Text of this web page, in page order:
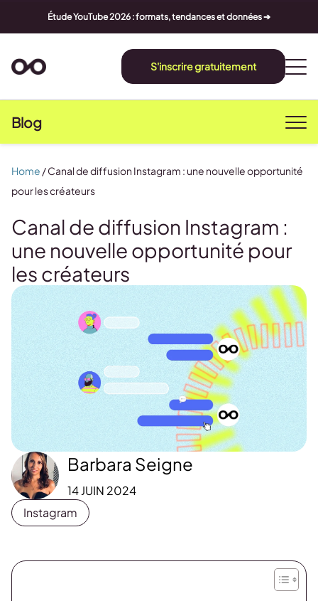
Étude YouTube 2026 : formats, tendances et données ➔
S'inscrire gratuitement
Blog
Canal de diffusion Instagram :
une nouvelle opportunité pour
les créateurs
Barbara Seigne
14 JUIN 2024
Instagram
Home /Canal de diffusion Instagram : une nouvelle opportunité
pour les créateurs